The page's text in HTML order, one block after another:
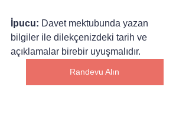
İpucu: Davet mektubunda yazan
bilgiler ile dilekçenizdeki tarih ve
açıklamalar birebir uyuşmalıdır.
Randevu Alın